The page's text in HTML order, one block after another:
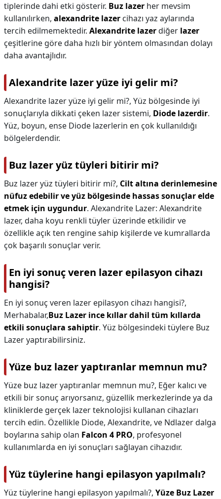
tiplerinde dahi etki gösterir. Buz lazer her mevsim
kullanılırken, alexandrite lazer cihazı yaz aylarında
tercih edilmemektedir. Alexandrite lazerdiğer lazer
çeşitlerine göre daha hızlı bir yöntem olmasından dolayı
daha avantajlıdır.
Alexandrite lazer yüze iyi gelir mi?
Alexandrite lazer yüze iyi gelir mi?, Yüz bölgesinde iyi
sonuçlarıyla dikkati çeken lazer sistemi, Diode lazerdir.
Yüz, boyun, ense Diode lazerlerin en çok kullanıldığı
bölgelerdendir.
Buz lazer yüz tüyleri bitirir mi?
Buz lazer yüz tüyleri bitirir mi?, Cilt altına derinlemesine
nüfuz edebilir ve yüz bölgesinde hassas sonuçlar elde
etmek için uygundur. Alexandrite Lazer: Alexandrite
lazer, daha koyu renkli tüyler üzerinde etkilidir ve
özellikle açık ten rengine sahip kişilerde ve kumrallarda
çok başarılı sonuçlar verir.
En iyi sonuç veren lazer epilasyon cihazı
hangisi?
En iyi sonuç veren lazer epilasyon cihazı hangisi?,
Merhabalar,Buz Lazer ince kıllar dahil tüm kıllarda
etkili sonuçlara sahiptir. Yüz bölgesindeki tüylere Buz
Lazer yaptırabilirsiniz.
Yüze buz lazer yaptıranlar memnun mu?
Yüze buz lazer yaptıranlar memnun mu?, Eğer kalıcı ve
etkili bir sonuç arıyorsanız, güzellik merkezlerinde ya da
kliniklerde gerçek lazer teknolojisi kullanan cihazları
tercih edin. Özellikle Diode, Alexandrite, ve Ndlazer dalga
boylarına sahip olan Falcon 4 PRO, profesyonel
kullanımlarda en iyi sonuçları sağlayan cihazıdır.
Yüz tüylerine hangi epilasyon yapılmalı?
Yüz tüylerine hangi epilasyon yapılmalı?, Yüze Buz Lazer